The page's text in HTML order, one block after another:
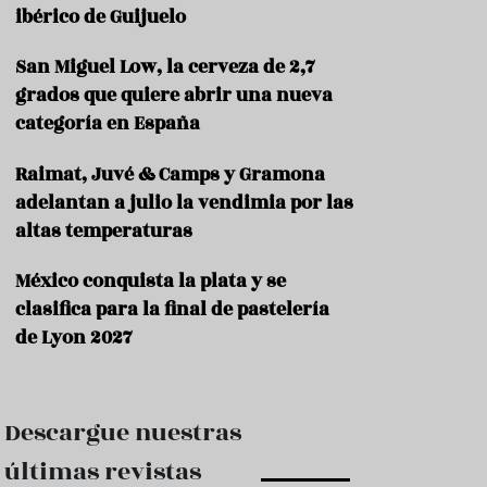
a
u
r
t
s
m
o
ibérico de Guijuelo
San Miguel Low, la cerveza de 2,7
grados que quiere abrir una nueva
categoría en España
Raimat, Juvé & Camps y Gramona
adelantan a julio la vendimia por las
altas temperaturas
México conquista la plata y se
clasifica para la final de pastelería
de Lyon 2027
Descargue nuestras
últimas revistas